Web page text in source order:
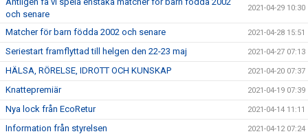
och senare
2021-04-29 10:30
Matcher för barn födda 2002 och senare 2021-04-28 15:51
Seriestart framflyttad till helgen den 22-23 maj 2021-04-27 07:13
HÄLSA, RÖRELSE, IDROTT OCH KUNSKAP 2021-04-20 07:37
Knattepremiär 2021-04-19 07:39
Nya lock från EcoRetur 2021-04-14 11:11
Information från styrelsen 2021-04-12 07:24